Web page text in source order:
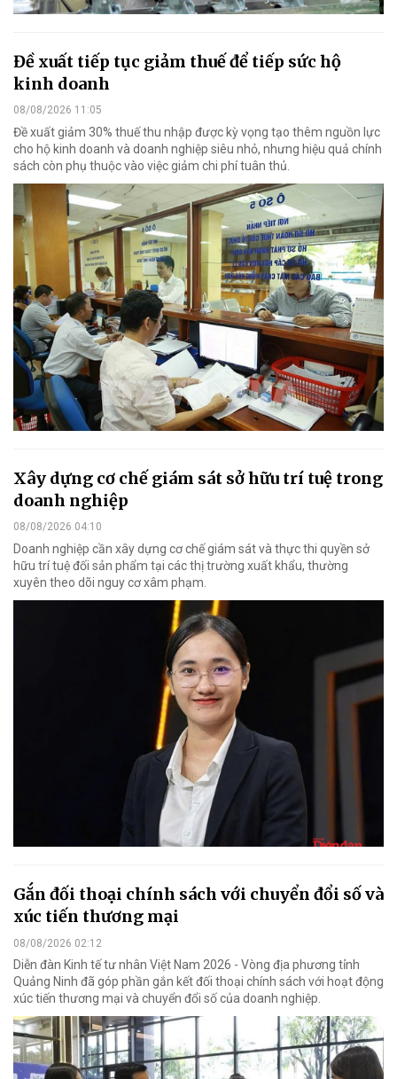
Đề xuất tiếp tục giảm thuế để tiếp sức hộ
kinh doanh
08/08/2026 11:05
Đề xuất giảm 30% thuế thu nhập được kỳ vọng tạo thêm nguồn lực
cho hộ kinh doanh và doanh nghiệp siêu nhỏ, nhưng hiệu quả chính
sách còn phụ thuộc vào việc giảm chi phí tuân thủ.
Xây dựng cơ chế giám sát sở hữu trí tuệ trong
doanh nghiệp
08/08/2026 04:10
Doanh nghiệp cần xây dựng cơ chế giám sát và thực thi quyền sở
hữu trí tuệ đối sản phẩm tại các thị trường xuất khẩu, thường
xuyên theo dõi nguy cơ xâm phạm.
Gắn đối thoại chính sách với chuyển đổi số và
xúc tiến thương mại
08/08/2026 02:12
Diễn đàn Kinh tế tư nhân Việt Nam 2026 - Vòng địa phương tỉnh
Quảng Ninh đã góp phần gắn kết đối thoại chính sách với hoạt động
xúc tiến thương mại và chuyển đổi số của doanh nghiệp.